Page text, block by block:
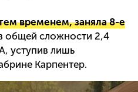
временем, заняла 8-е
общей сложности 2,4
уступив лишь
Карпентер.